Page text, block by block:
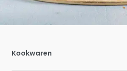
Kookwaren